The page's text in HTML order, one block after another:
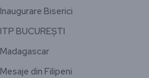
Inaugurare Biserici
ITP BUCUREȘTI
Madagascar
Mesaje din Filipeni